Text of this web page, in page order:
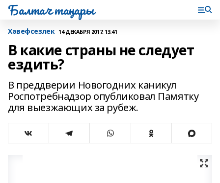
Балтач таңнары
Хәвефсезлек 14 ДЕКАБРЯ 2017, 13:41
В какие страны не следует
ездить?
В преддверии Новогодних каникул
Роспотребнадзор опубликовал Памятку
для выезжающих за рубеж.